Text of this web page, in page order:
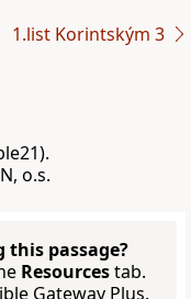
1.list Korintským 3
o.s.
passage?
Resourcestab.
Gateway Plus.